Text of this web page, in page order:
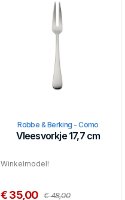
Robbe & Berking - Como
Vleesvorkje 17,7 cm
Winkelmodel!
€ 35,00 € 48,00